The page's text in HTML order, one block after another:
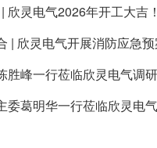
欣灵电气2026年开工大吉！
| 欣灵电气开展消防应急
胜峰一行莅临欣灵电气调
委葛明华一行莅临欣灵电